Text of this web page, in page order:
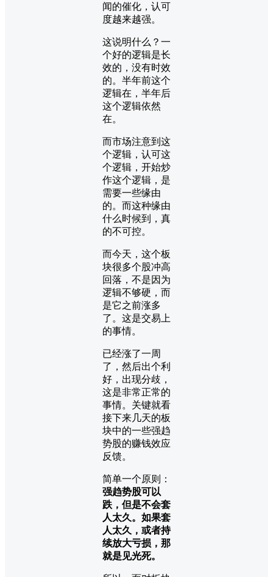
闻的催化，认可
度越来越强。
这说明什么？一
个好的逻辑是长
效的，没有时效
的。半年前这个
逻辑在，半年后
这个逻辑依然
在。
而市场注意到这
个逻辑，认可这
个逻辑，开始炒
作这个逻辑，是
需要一些缘由
的。而这种缘由
什么时候到，真
的不可控。
而今天，这个板
块很多个股冲高
回落，不是因为
逻辑不够硬，而
是它之前涨多
了。这是交易上
的事情。
已经涨了一周
了，然后出个利
好，出现分歧，
这是非常正常的
事情。关键就看
接下来几天的板
块中的一些强趋
势股的赚钱效应
反馈。
简单一个原则：
强趋势股可以
跌，但是不会套
人太久。如果套
人太久，或者持
续放大亏损，那
就是见光死。